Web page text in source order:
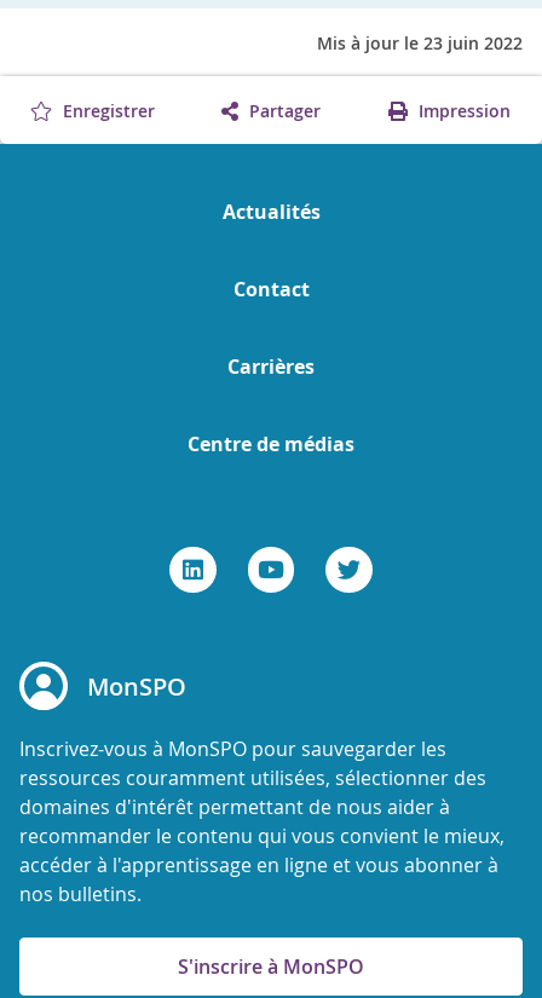
Mis à jour le 23 juin 2022
Enregistrer Partager Impression
Actualités
Contact
Carrières
Centre de médias
MonSPO
Inscrivez-vous à MonSPO pour sauvegarder les
ressources couramment utilisées, sélectionner des
domaines d'intérêt permettant de nous aider à
recommander le contenu qui vous convient le mieux,
accéder à l'apprentissage en ligne et vous abonner à
nos bulletins.
S'inscrire à MonSPO